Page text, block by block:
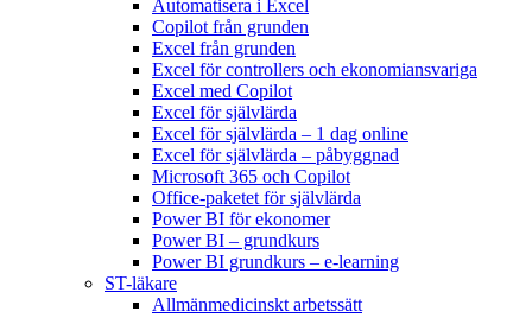
Automatisera i Excel
Copilot från grunden
Excel från grunden
Excel för controllers och ekonomiansvariga
Excel med Copilot
Excel för självlärda
Excel för självlärda – 1 dag online
Excel för självlärda – påbyggnad
Microsoft 365 och Copilot
Office-paketet för självlärda
Power BI för ekonomer
Power BI – grundkurs
Power BI grundkurs – e-learning
ST-läkare
Allmänmedicinskt arbetssätt